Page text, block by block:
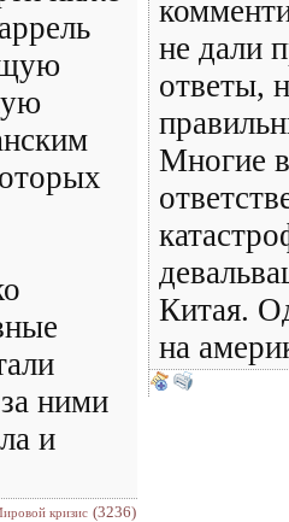
ними
и
кризис (3236)
не дали
ответы,
Многие
Китая.
на